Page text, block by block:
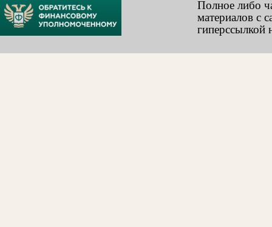
Полное либо
материалов с
гиперссылкой